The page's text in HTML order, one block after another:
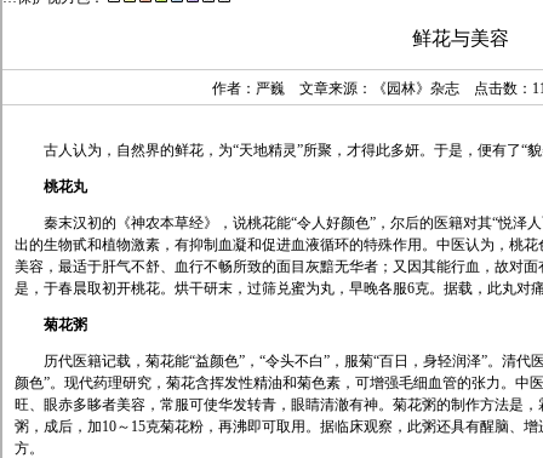
鲜花与美容
作者：严巍 文章来源：《园林》杂志 点击数：
古人认为，自然界的鲜花，为“天地精灵”所聚，才得此多妍。于是，便有了“
桃花丸
秦末汉初的《神农本草经》，说桃花能“令人好颜色”，尔后的医籍对其“悦泽
出的生物甙和植物激素，有抑制血凝和促进血液循环的特殊作用。中医认为，桃
美容，最适于肝气不舒、血行不畅所致的面目灰黯无华者；又因其能行血，故对
是，于春晨取初开桃花。烘干研末，过筛兑蜜为丸，早晚各服6克。据载，此丸对
菊花粥
历代医籍记载，菊花能“益颜色”，“令头不白”，服菊“百日，身轻润泽”。清代
颜色”。现代药理研究，菊花含挥发性精油和菊色素，可增强毛细血管的张力。中
旺、眼赤多眵者美容，常服可使华发转青，眼睛清澈有神。菊花粥的制作方法是
粥，成后，加10～15克菊花粉，再沸即可取用。据临床观察，此粥还具有醒脑、
方。